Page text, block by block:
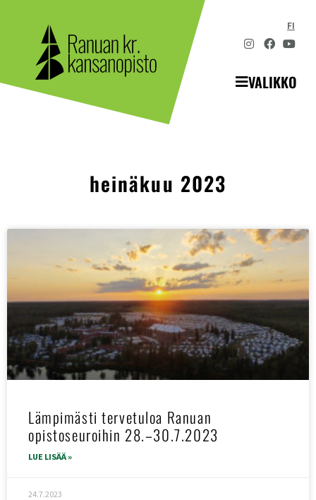
FI
VALIKKO
heinäkuu 2023
Lämpimästi tervetuloa Ranuan
opistoseuroihin 28.–30.7.2023
LUE LISÄÄ »
24.7.2023